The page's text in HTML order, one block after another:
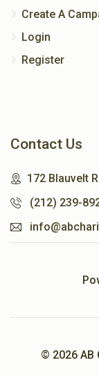
Create A
Login
Register
Contact Us
172 Blauvelt
(212) 239-
© 2026 AB